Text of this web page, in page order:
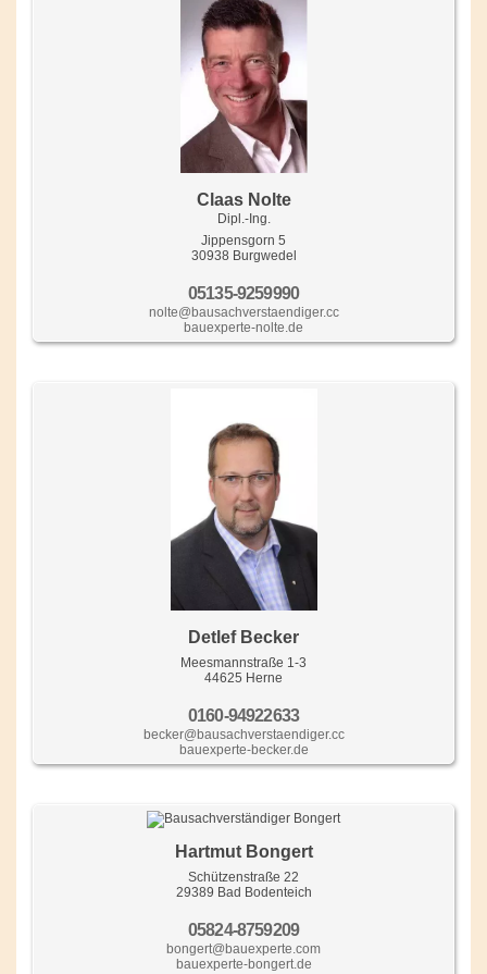
Claas Nolte
Dipl.-Ing.
Jippensgorn 5
30938 Burgwedel
05135-9259990
nolte@bausachverstaendiger.cc
bauexperte-nolte.de
Detlef Becker
Meesmannstraße 1-3
44625 Herne
0160-94922633
becker@bausachverstaendiger.cc
bauexperte-becker.de
Hartmut Bongert
Schützenstraße 22
29389 Bad Bodenteich
05824-8759209
bongert@bauexperte.com
bauexperte-bongert.de